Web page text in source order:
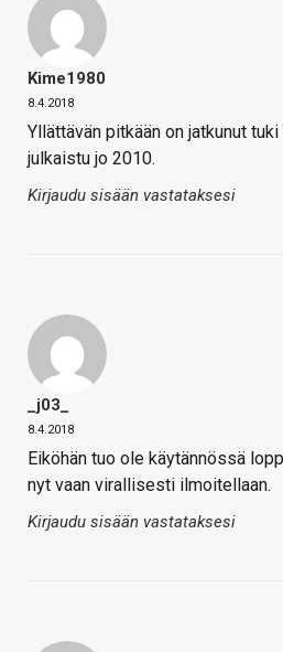
Kime1980
8.4.2018
Yllättävän pitkään on jatkunut
julkaistu jo 2010.
Kirjaudu sisään vastataksesi
_j03_
8.4.2018
Eiköhän tuo ole käytännössä
nyt vaan virallisesti ilmoitellaan.
Kirjaudu sisään vastataksesi